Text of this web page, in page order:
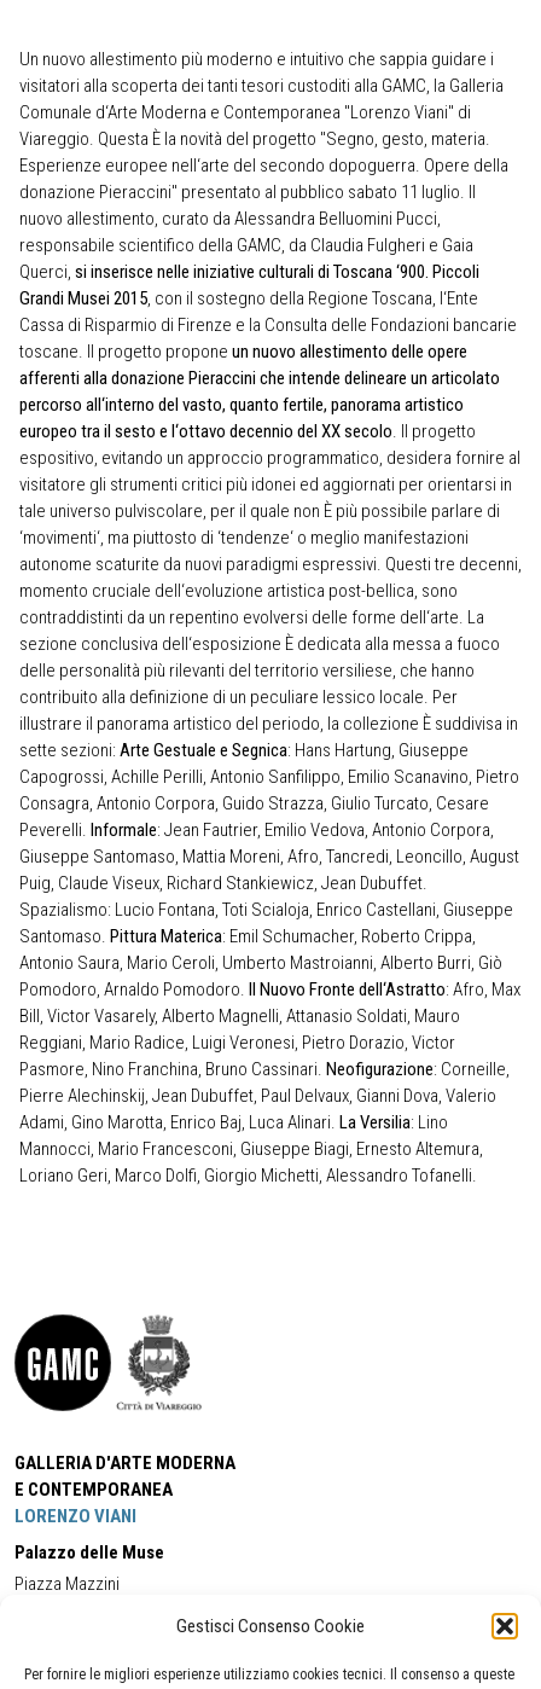
Gestisci Consenso Cookie
Per fornire le migliori esperienze utilizziamo cookies tecnici. Il consenso a queste
Un nuovo allestimento più moderno e intuitivo che sappia guidare i
visitatori alla scoperta dei tanti tesori custoditi alla GAMC, la Galleria
Comunale d‘Arte Moderna e Contemporanea "Lorenzo Viani" di
Viareggio. Questa È la novità del progetto "Segno, gesto, materia.
Esperienze europee nell‘arte del secondo dopoguerra. Opere della
donazione Pieraccini" presentato al pubblico sabato 11 luglio. Il
nuovo allestimento, curato da Alessandra Belluomini Pucci,
responsabile scientifico della GAMC, da Claudia Fulgheri e Gaia
Querci, si inserisce nelle iniziative culturali di Toscana ‘900. Piccoli
Grandi Musei 2015, con il sostegno della Regione Toscana, l‘Ente
Cassa di Risparmio di Firenze e la Consulta delle Fondazioni bancarie
toscane. Il progetto propone un nuovo allestimento delle opere
afferenti alla donazione Pieraccini che intende delineare un articolato
percorso all‘interno del vasto, quanto fertile, panorama artistico
europeo tra il sesto e l‘ottavo decennio del XX secolo. Il progetto
espositivo, evitando un approccio programmatico, desidera fornire al
visitatore gli strumenti critici più idonei ed aggiornati per orientarsi in
tale universo pulviscolare, per il quale non È più possibile parlare di
‘movimenti‘, ma piuttosto di ‘tendenze‘ o meglio manifestazioni
autonome scaturite da nuovi paradigmi espressivi. Questi tre decenni,
momento cruciale dell‘evoluzione artistica post-bellica, sono
contraddistinti da un repentino evolversi delle forme dell‘arte. La
sezione conclusiva dell‘esposizione È dedicata alla messa a fuoco
delle personalità più rilevanti del territorio versiliese, che hanno
contribuito alla definizione di un peculiare lessico locale. Per
illustrare il panorama artistico del periodo, la collezione È suddivisa in
sette sezioni: Arte Gestuale e Segnica: Hans Hartung, Giuseppe
Capogrossi, Achille Perilli, Antonio Sanfilippo, Emilio Scanavino, Pietro
Consagra, Antonio Corpora, Guido Strazza, Giulio Turcato, Cesare
Peverelli. Informale: Jean Fautrier, Emilio Vedova, Antonio Corpora,
Giuseppe Santomaso, Mattia Moreni, Afro, Tancredi, Leoncillo, August
Puig, Claude Viseux, Richard Stankiewicz, Jean Dubuffet.
Spazialismo: Lucio Fontana, Toti Scialoja, Enrico Castellani, Giuseppe
Santomaso. Pittura Materica: Emil Schumacher, Roberto Crippa,
Antonio Saura, Mario Ceroli, Umberto Mastroianni, Alberto Burri, Giò
Pomodoro, Arnaldo Pomodoro. Il Nuovo Fronte dell‘Astratto: Afro, Max
Bill, Victor Vasarely, Alberto Magnelli, Attanasio Soldati, Mauro
Reggiani, Mario Radice, Luigi Veronesi, Pietro Dorazio, Victor
Pasmore, Nino Franchina, Bruno Cassinari. Neofigurazione: Corneille,
Pierre Alechinskij, Jean Dubuffet, Paul Delvaux, Gianni Dova, Valerio
Adami, Gino Marotta, Enrico Baj, Luca Alinari. La Versilia: Lino
Mannocci, Mario Francesconi, Giuseppe Biagi, Ernesto Altemura,
Loriano Geri, Marco Dolfi, Giorgio Michetti, Alessandro Tofanelli.
GALLERIA D'ARTE MODERNA
E CONTEMPORANEA
LORENZO VIANI
Palazzo delle Muse
Piazza Mazzini
Cell:+39 338 5714978 (orario apertura Galleria)
Tel:
+39 0584 944580
(orario 09.00/13.00)